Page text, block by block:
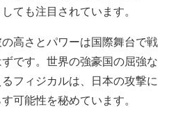
ても注目されています。
高さとパワーは国際舞台で戦
です。世界の強豪国の屈強な
フィジカルは、日本の攻撃に
可能性を秘めています。